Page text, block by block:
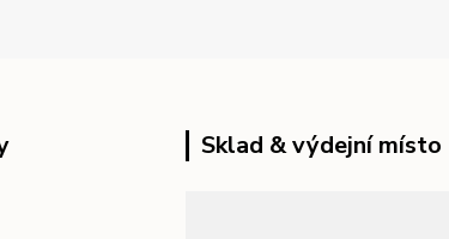
Sklad & výdejní místo